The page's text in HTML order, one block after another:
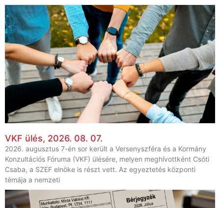
VKF ülés, 2026. 08. 07.
2026. augusztus 7-én sor került a Versenyszféra és a Kormány
Konzultációs Fóruma (VKF) ülésére, melyen meghívottként Csóti
Csaba, a SZEF elnöke is részt vett. Az egyeztetés központi
témája a nemzeti